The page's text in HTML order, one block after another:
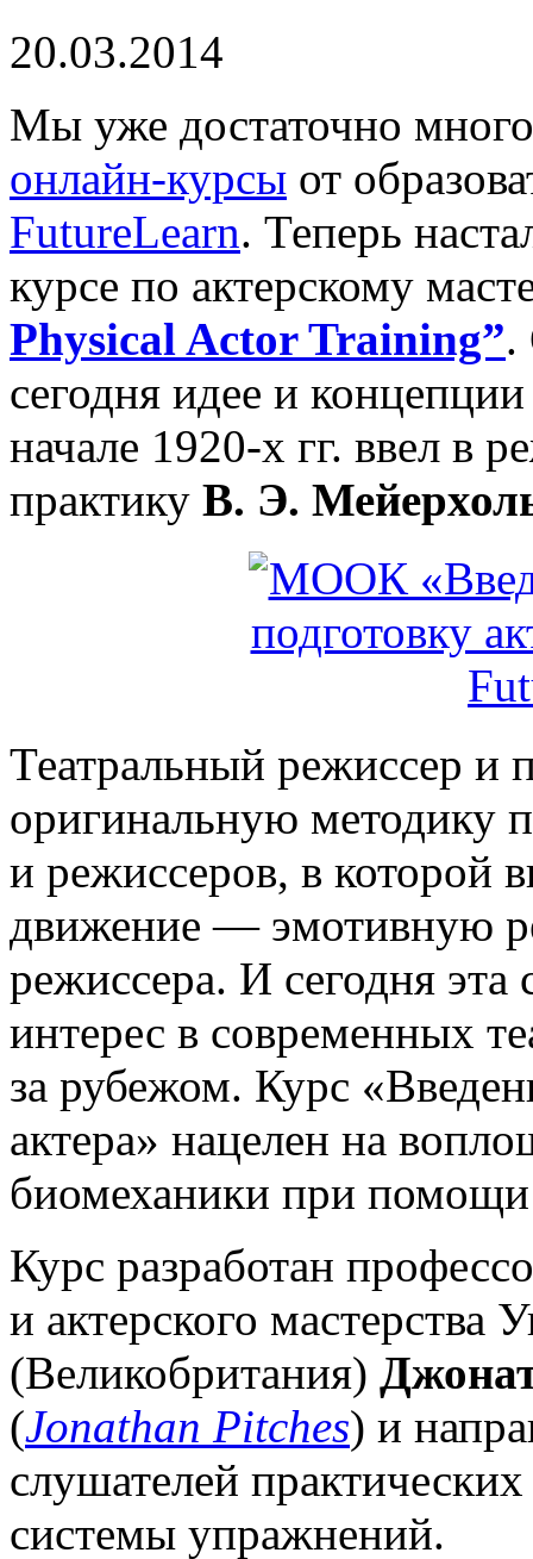
20.03.2014
Мы уже достаточно
онлайн-курсы от
FutureLearn. Теперь
курсе по актерскому
Physical Actor Training”.
сегодня идее и
начале 1920-х гг. ввел в
практику В. Э.
Театральный режиссер и
оригинальную методику
и режиссеров, в которой
движение — эмотивную
режиссера. И сегодня эта
интерес в современных
за рубежом. Курс
актера» нацелен на
биомеханики при помощи
Курс разработан
и актерского мастерства
(Великобритания)
(Jonathan Pitches) и
слушателей
системы упражнений.